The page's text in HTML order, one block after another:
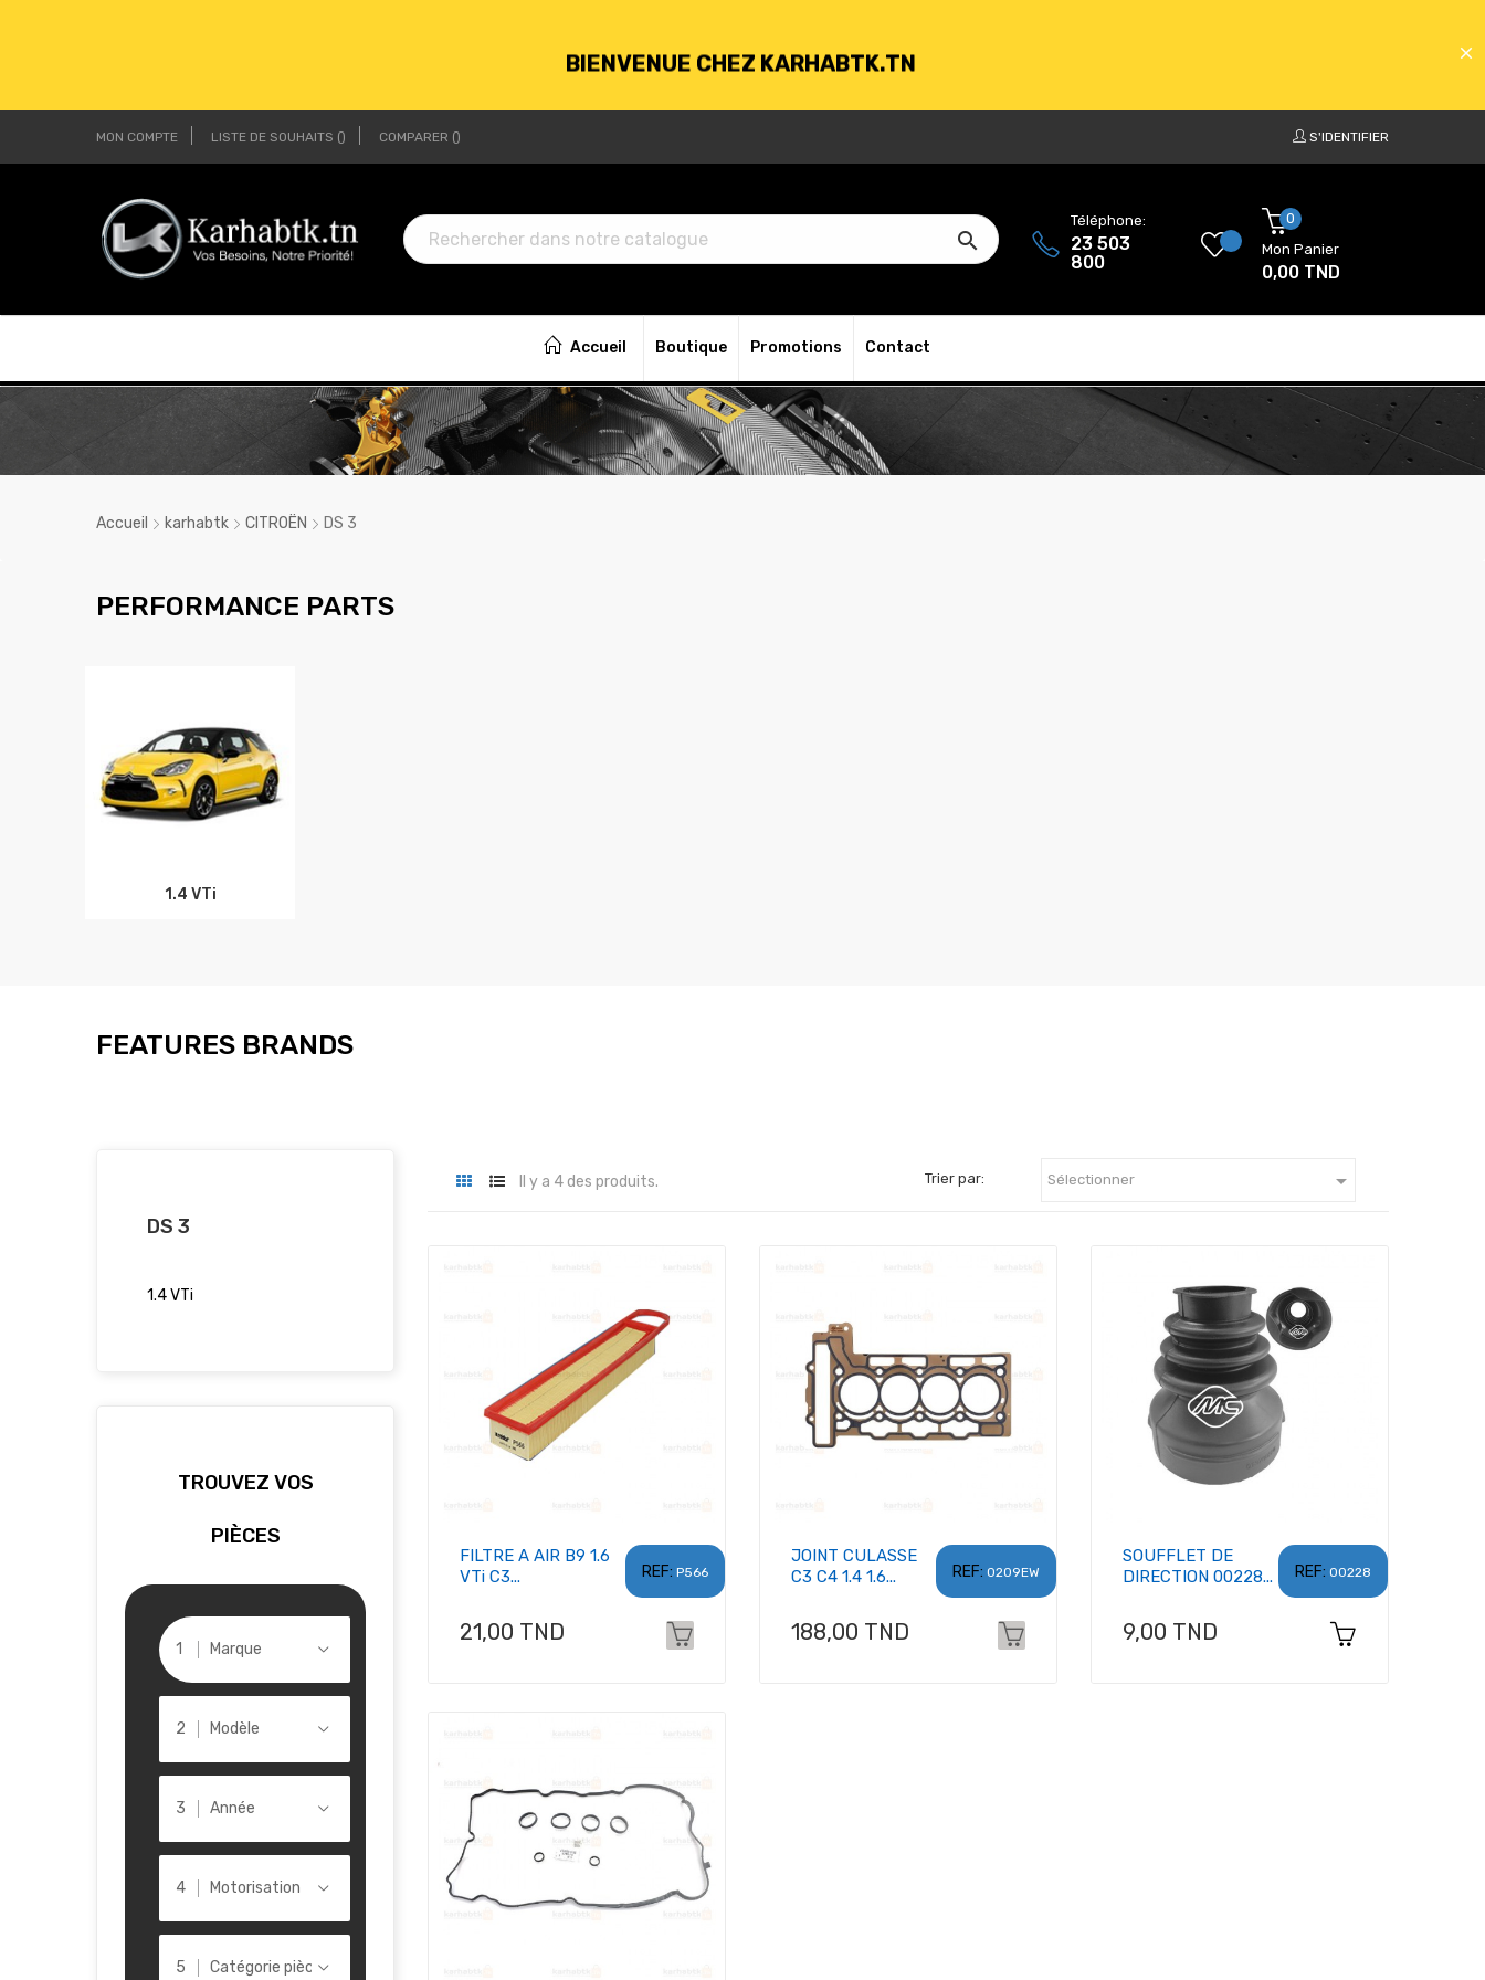
BIENVENUE CHEZ KARHABTK.TN
LIVRAISON GRATUITE À PARTIR DE 250DT D'ACHATS
BIENVENUE CHEZ KARHABTK.TN
LIVRAISON GRATUITE À PARTIR DE 250DT D'ACHATS
MON COMPTE LISTE DE SOUHAITS COMPARER S'IDENTIFIER

Téléphone:
23 503
800
0
Mon Panier
0,00 TND
Accueil Boutique Promotions Contact
Accueil karhabtk CITROËN DS 3
PERFORMANCE PARTS
1.4 VTi
FEATURES BRANDS
DS 3
1.4 VTi
TROUVEZ VOS
PIÈCES
Marque
Modèle
Année
Motorisation
Catégorie pièce
Il y a 4 des produits. Trier par: Sélectionner 
REF: P566
FILTRE A AIR B9 1.6
VTi C3...
Prix
21,00 TND
REF: 0209EW
JOINT CULASSE
C3 C4 1.4 1.6...
Prix
188,00 TND
REF: 00228
SOUFFLET DE
DIRECTION 00228...
Prix
9,00 TND